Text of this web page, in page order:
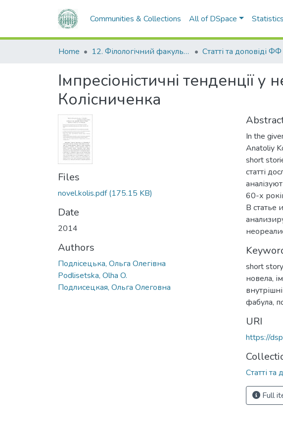
Communities & Collections All of DSpace Statistics
Home 12. Філологічний факультет Статті та доповіді ФФ
Імпресіоністичні тенденції
Колісниченка
Files
novel.kolis.pdf(175.15 KB)
Date
2014
Authors
Подлісецька, Ольга Олегівна
Podlisetska, Olha O.
Подлисецкая, Ольга Олеговна
In the
Anatoliy
short
статті
60-х
В статье
short story
новела,
фабула,
URI
https://
Статті та
Full